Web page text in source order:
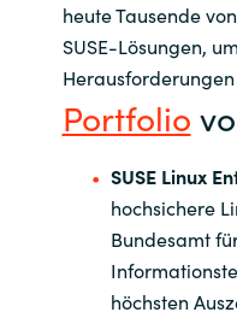
heute Tausende
SUSE-Lösungen,
Portfolio
SUSE Linux
hochsichere
Bundesamt
höchsten